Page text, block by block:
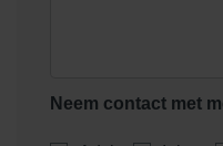
Neem contact met